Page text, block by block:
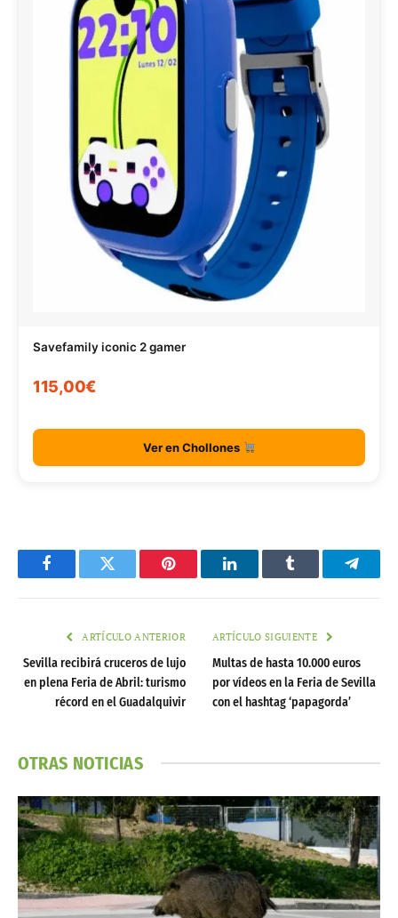
Savefamily iconic 2 gamer
115,00€
Ver en Chollones
FacebookTwitter Pinterest LinkedInTumblr
ARTÍCULO ANTERIOR
Sevilla recibirá cruceros de lujo
en plena Feria de Abril: turismo
récord en el Guadalquivir
ARTÍCULO SIGUIENTE
Multas de hasta 10.000 euros
por vídeos en la Feria de Sevilla
con el hashtag ‘papagorda’
OTRAS NOTICIAS